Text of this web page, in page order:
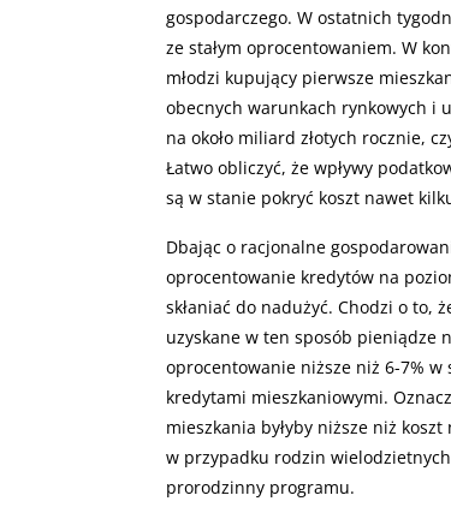
gospodarczego. W ostatnich
ze stałym oprocentowaniem. W
młodzi kupujący pierwsze
obecnych warunkach rynkowych i
na około miliard złotych rocznie,
Łatwo obliczyć, że wpływy
są w stanie pokryć koszt nawet
Dbając o racjonalne
oprocentowanie kredytów na
skłaniać do nadużyć. Chodzi o to,
uzyskane w ten sposób pieniądze
oprocentowanie niższe niż 6-7%
kredytami mieszkaniowymi.
mieszkania byłyby niższe niż
w przypadku rodzin
prorodzinny programu.